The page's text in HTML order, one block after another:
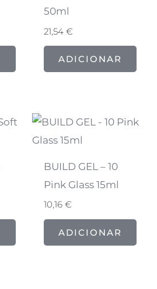
50ml
21,54€
ADICIONAR
BUILD GEL – 10
Pink Glass 15ml
10,16€
ADICIONAR